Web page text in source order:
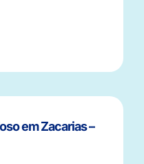
em Zacarias –